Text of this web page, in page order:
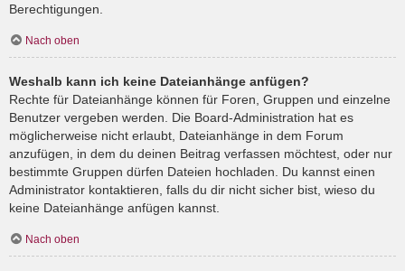
Berechtigungen.
Nach oben
Weshalb kann ich keine Dateianhänge anfügen?
Rechte für Dateianhänge können für Foren, Gruppen und einzelne
Benutzer vergeben werden. Die Board-Administration hat es
möglicherweise nicht erlaubt, Dateianhänge in dem Forum
anzufügen, in dem du deinen Beitrag verfassen möchtest, oder nur
bestimmte Gruppen dürfen Dateien hochladen. Du kannst einen
Administrator kontaktieren, falls du dir nicht sicher bist, wieso du
keine Dateianhänge anfügen kannst.
Nach oben